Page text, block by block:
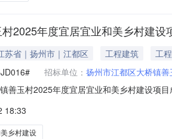
2025年度宜居宜业和美乡村建设
苏省｜扬州市｜江都区 工程建筑
工程
招标单位： 扬州市江都区大桥镇
善玉村2025年度宜居宜业和美乡村建设项
工程类项目名称：江都区大桥镇善玉村
18:33
乡村建设